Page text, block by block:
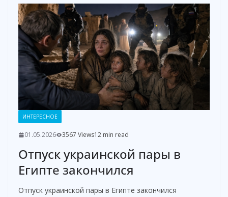
ИНТЕРЕСНОЕ
01.05.2026 3567 Views12 min read
Отпуск украинской пары в
Египте закончился
Отпуск украинской пары в Египте закончился